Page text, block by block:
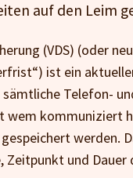
auf den Leim
(VDS) (oder
ist ein
Telefon-
wem kommuniziert
werden.
Zeitpunkt und